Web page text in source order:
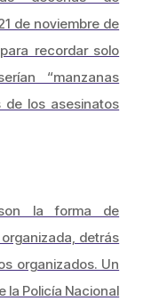
de noviembre de
recordar solo
“manzanas
de los asesinatos
son la forma de
detrás
organizados. Un
la Policía Nacional